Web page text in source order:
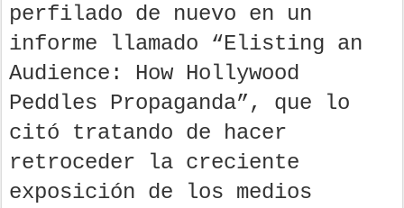
perfilado de nuevo en un
informe llamado “Elisting an
Audience: How Hollywood
Peddles Propaganda”, que lo
citó tratando de hacer
retroceder la creciente
exposición de los medios